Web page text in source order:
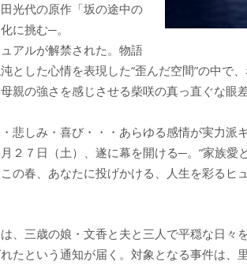
光代の原作「坂の途中の
に挑む─。
アルが解禁された。物語
とした心情を表現した“歪んだ空間”の中で
親の強さを感じさせる柴咲の真っ直ぐな眼
悲しみ・喜び・・・あらゆる感情が実力派
２７日（土）、遂に幕を開ける─。“家族愛
の春、あなたに投げかける、人生を彩るヒ
、三歳の娘・文香と夫と三人で平穏な日々
たという通知が届く。対象となる事件は、